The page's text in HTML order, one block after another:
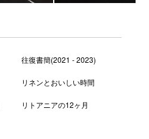
往復書簡(2021 - 2023)
リネンとおいしい時間
リトアニアの12ヶ月